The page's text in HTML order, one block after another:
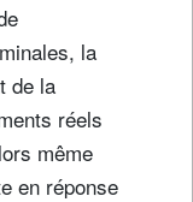
la
de la
réels
même
en réponse